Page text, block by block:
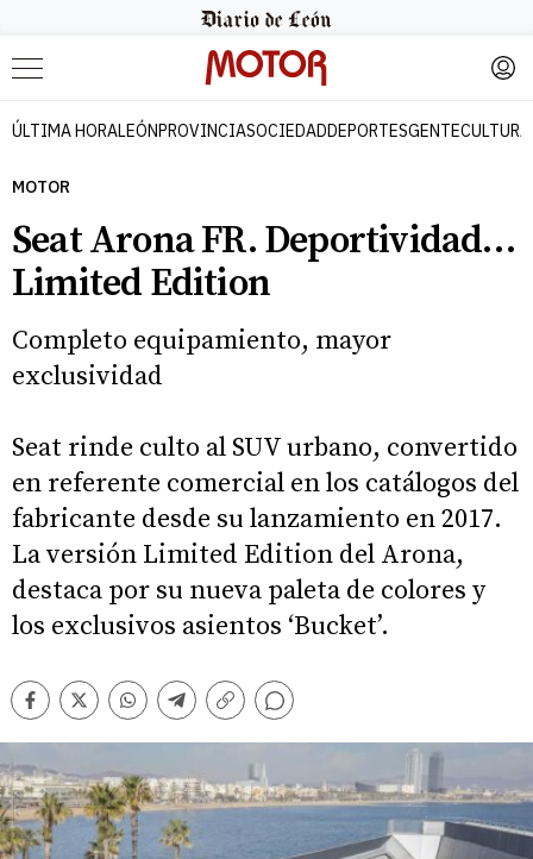
Menú
ÚLTIMA HORALEÓNPROVINCIASOCIEDADDEPORTESGENTECULTURA
MOTOR
Seat Arona FR. Deportividad…
Limited Edition
Completo equipamiento, mayor
exclusividad
​Seat rinde culto al SUV urbano, convertido
en referente comercial en los catálogos del
fabricante desde su lanzamiento en 2017.
La versión Limited Edition del Arona,
destaca por su nueva paleta de colores y
los exclusivos asientos ‘Bucket’.
Facebook
TwitterWhatsappTelegram
Copiar
Comentarios